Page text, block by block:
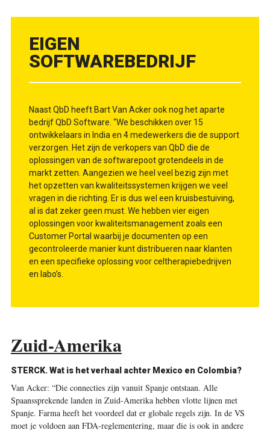
EIGEN
SOFTWAREBEDRIJF
Naast QbD heeft Bart Van Acker ook nog het aparte
bedrijf QbD Software. “We beschikken over 15
ontwikkelaars in India en 4 medewerkers die de ­support
verzorgen. Het zijn de verkopers van QbD die de
oplossingen van de softwarepoot grotendeels in de
markt zetten. Aangezien we heel veel bezig zijn met
het opzetten van kwaliteitssystemen krijgen we veel
vragen in die richting. Er is dus wel een kruisbestuiving,
al is dat zeker geen must. We hebben vier eigen
oplossingen voor kwaliteitsmanagement zoals een
Customer Portal waarbij je documenten op een
gecontroleerde manier kunt distribueren naar klanten
en een specifieke oplossing voor celtherapie­bedrijven
en labo’s.
Zuid-Amerika
STERCK. Wat is het verhaal achter Mexico en Colombia?
Van Acker: “Die connecties zijn vanuit Spanje ontstaan. Alle
Spaanssprekende landen in Zuid-Amerika ­hebben vlotte lijnen met
Spanje. Farma heeft het voordeel dat er globale regels zijn. In de VS
moet je voldoen aan FDA-reglementering, maar die is ook in andere